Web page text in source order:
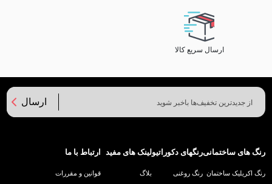
ارسال سریع کالا
ارسال
رنگ های ساختمانی
رنگ اکریلیک ساختمان
رنگهای دکوراتیو
رنگ روغنی
لینک های مفید
بلاگ
ارتباط با ما
قوانین و مقررات